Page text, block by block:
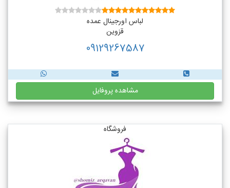
لباس اورجینال عمده
قزوین
09129267587
مشاهده پروفایل
فروشگاه